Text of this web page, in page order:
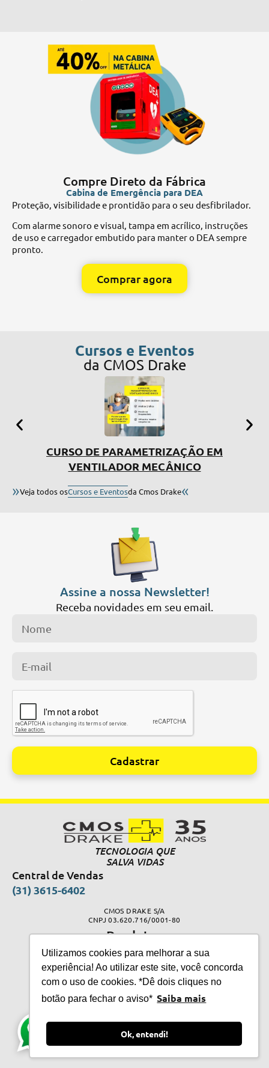
Utilizamos cookies para melhorar a sua
experiência! Ao utilizar este site, você concorda
com o uso de cookies. *Dê dois cliques no
botão para fechar o aviso* Saiba mais
Ok, entendi!
Compre Direto da Fábrica
Cabina de Emergência para DEA
Proteção, visibilidade e prontidão para o seu desfibrilador.
Com alarme sonoro e visual, tampa em acrílico, instruções
de uso e carregador embutido para manter o DEA sempre
pronto.
Comprar agora
Cursos e Eventos
da CMOS Drake
CURSO DE PARAMETRIZAÇÃO EM
VENTILADOR MECÂNICO
»Veja todos osCursos e Eventosda Cmos Drake«
Assine a nossa Newsletter!
Receba novidades em seu email.
Cadastrar
TECNOLOGIA QUE
SALVA VIDAS
Central de Vendas
(31) 3615-6402
CMOS DRAKE S/A
CNPJ 03.620.716/0001-80
Produtos
Bombas de infusão
Cardioversor
CPAPs
Eletrocardiógrafo – ECG